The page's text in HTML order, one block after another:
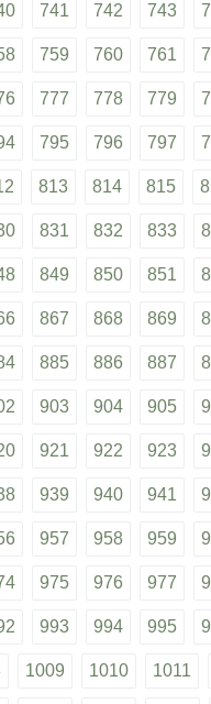
741 742 743
759 760 761
777 778 779
795 796 797
813 814 815
831 832 833
849 850 851
867 868 869
885 886 887
903 904 905
921 922 923
939 940 941
957 958 959
975 976 977
993 994 995
1009 1010 1011